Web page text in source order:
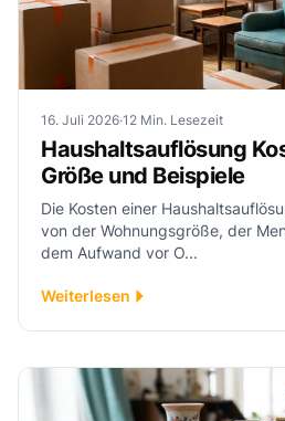
16. Juli 2026·12 Min. Lesezeit
Haushaltsauflösung
Größe und Beispiele
Die Kosten einer
von der Wohnungsgröße, der
dem Aufwand vor O...
Weiterlesen